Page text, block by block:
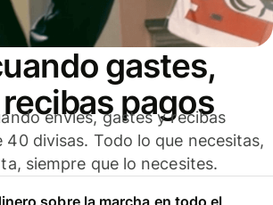
gastes,
pagos
envíes, gastes y recibas
40 divisas. Todo lo que necesitas,
siempre que lo necesites.